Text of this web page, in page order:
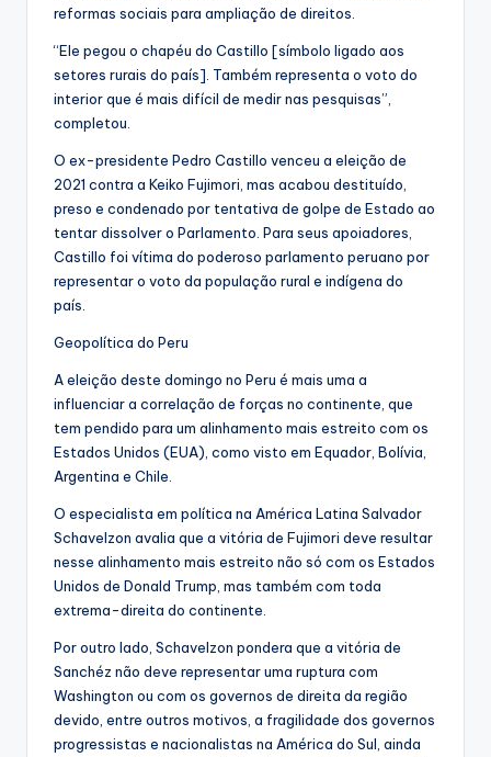
reformas sociais para ampliação de direitos.
“Ele pegou o chapéu do Castillo [símbolo ligado aos
setores rurais do país]. Também representa o voto do
interior que é mais difícil de medir nas pesquisas”,
completou.
O ex-presidente Pedro Castillo venceu a eleição de
2021 contra a Keiko Fujimori, mas acabou destituído,
preso e condenado por tentativa de golpe de Estado ao
tentar dissolver o Parlamento. Para seus apoiadores,
Castillo foi vítima do poderoso parlamento peruano por
representar o voto da população rural e indígena do
país.
Geopolítica do Peru
A eleição deste domingo no Peru é mais uma a
influenciar a correlação de forças no continente, que
tem pendido para um alinhamento mais estreito com os
Estados Unidos (EUA), como visto em Equador, Bolívia,
Argentina e Chile.
O especialista em política na América Latina Salvador
Schavelzon avalia que a vitória de Fujimori deve resultar
nesse alinhamento mais estreito não só com os Estados
Unidos de Donald Trump, mas também com toda
extrema-direita do continente.
Por outro lado, Schavelzon pondera que a vitória de
Sanchéz não deve representar uma ruptura com
Washington ou com os governos de direita da região
devido, entre outros motivos, a fragilidade dos governos
progressistas e nacionalistas na América do Sul, ainda